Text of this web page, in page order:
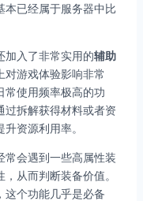
本已经属于服务器中比
加入了非常实用的辅助
对游戏体验影响非常
常使用频率极高的功
过拆解获得材料或者资
资源利用率。
常会遇到一些高属性装
从而判断装备价值。
这个功能几乎是必备